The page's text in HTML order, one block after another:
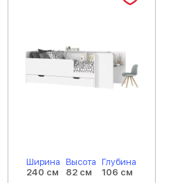
Ширина
240 см
Высота
82 см
Глубина
106 см